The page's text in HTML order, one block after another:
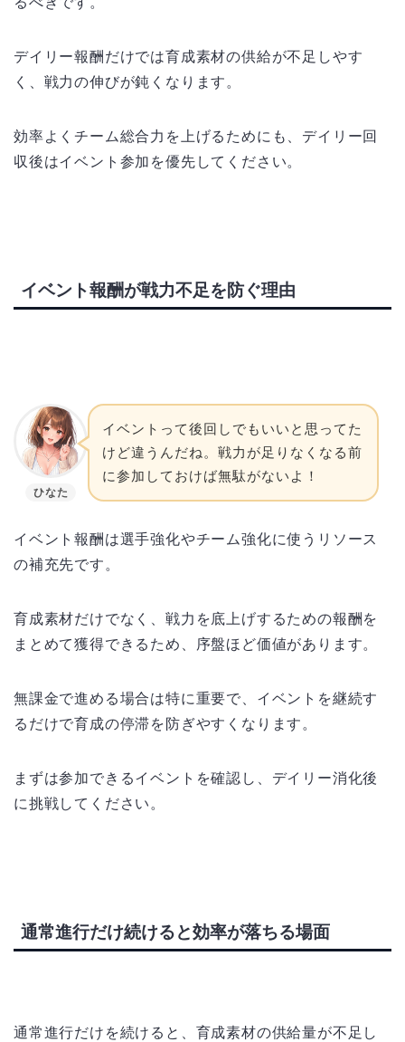
デイリー報酬だけでは育成素材の供給が不足しやす
く、戦力の伸びが鈍くなります。
効率よくチーム総合力を上げるためにも、デイリー回
収後はイベント参加を優先してください。
イベント報酬が戦力不足を防ぐ理由
ひなた
イベントって後回しでもいいと思ってた
けど違うんだね。戦力が足りなくなる前
に参加しておけば無駄がないよ！
イベント報酬は選手強化やチーム強化に使うリソース
の補充先です。
育成素材だけでなく、戦力を底上げするための報酬を
まとめて獲得できるため、序盤ほど価値があります。
無課金で進める場合は特に重要で、イベントを継続す
るだけで育成の停滞を防ぎやすくなります。
まずは参加できるイベントを確認し、デイリー消化後
に挑戦してください。
通常進行だけ続けると効率が落ちる場面
通常進行だけを続けると、育成素材の供給量が不足し